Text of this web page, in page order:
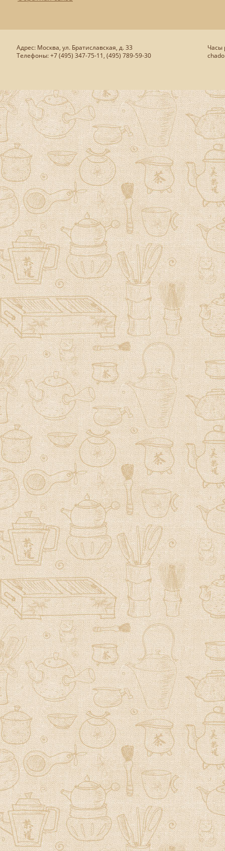
Адрес: Москва, ул. Братиславская, д. 33
Телефоны: +7 (495) 347-75-11, (495) 789-59-30
Часы